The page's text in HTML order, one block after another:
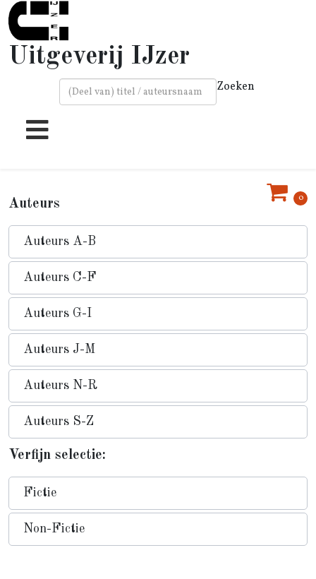
Uitgeverij IJzer
Zoeken
0
Auteurs
Auteurs A-B
Auteurs C-F
Auteurs G-I
Auteurs J-M
Auteurs N-R
Auteurs S-Z
Verfijn selectie:
Fictie
Non-Fictie